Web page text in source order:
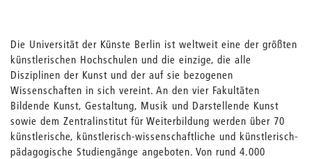
Die Universität der Künste Berlin ist weltweit eine der größten
künstlerischen Hochschulen und die einzige, die alle
Disziplinen der Kunst und der auf sie bezogenen
Wissenschaften in sich vereint. An den vier Fakultäten
Bildende Kunst, Gestaltung, Musik und Darstellende Kunst
sowie dem Zentralinstitut für Weiterbildung werden über 70
künstlerische, künstlerisch-wissenschaftliche und künstlerisch-
pädagogische Studiengänge angeboten. Von rund 4.000